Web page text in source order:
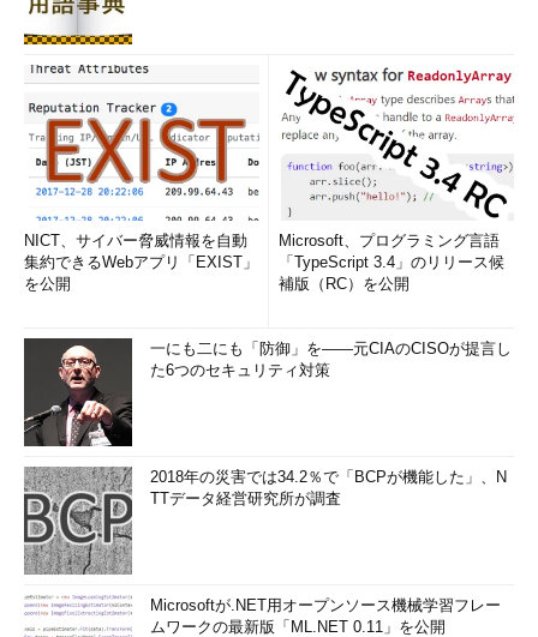
NICT、サイバー脅威情報を自動
集約できるWebアプリ「EXIST」
を公開
Microsoft、プログラミング言語
「TypeScript 3.4」のリリース候
補版（RC）を公開
一にも二にも「防御」を――元CIAのCISOが提言し
た6つのセキュリティ対策
2018年の災害では34.2％で「BCPが機能した」、N
TTデータ経営研究所が調査
Microsoftが.NET用オープンソース機械学習フレー
ムワークの最新版「ML.NET 0.11」を公開